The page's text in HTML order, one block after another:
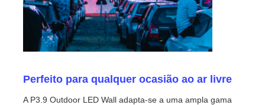
Painel de exibição LED exterior
outdoor led ao ar livre
Perfeito para qualquer ocasião ao ar livre
A P3.9 Outdoor LED Wall adapta-se a uma ampla gama